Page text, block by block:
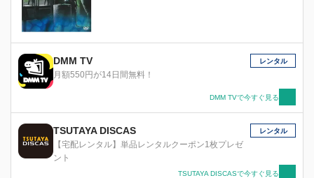
DMM TV
月額550円が14日間無料！
レンタル
DMM TVで今すぐ見る
TSUTAYA DISCAS
【宅配レンタル】単品レンタルクーポン1枚プレゼ
ント
レンタル
TSUTAYA DISCASで今すぐ見る